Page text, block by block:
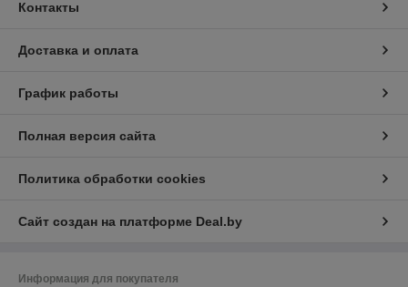
Контакты
Доставка и оплата
График работы
Полная версия сайта
Политика обработки cookies
Сайт создан на платформе Deal.by
Информация для покупателя